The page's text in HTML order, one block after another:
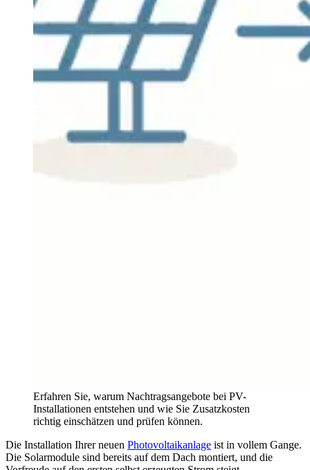
Erfahren Sie, warum Nachtragsangebote bei PV-
Installationen entstehen und wie Sie Zusatzkosten
richtig einschätzen und prüfen können.
Die Installation Ihrer neuen Photovoltaikanlage ist in vollem Gange.
Die Solarmodule sind bereits auf dem Dach montiert, und die